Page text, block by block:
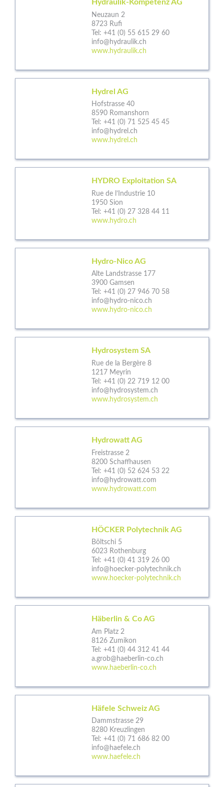
Hydraulik-Kompetenz AG
Neuzaun 2
8723 Rufi
Tel: +41 (0) 55 615 29 60
info@hydraulik.ch
www.hydraulik.ch
Hydrel AG
Hofstrasse 40
8590 Romanshorn
Tel: +41 (0) 71 525 45 45
info@hydrel.ch
www.hydrel.ch
HYDRO Exploitation SA
Rue de l’Industrie 10
1950 Sion
Tel: +41 (0) 27 328 44 11
www.hydro.ch
Hydro-Nico AG
Alte Landstrasse 177
3900 Gamsen
Tel: +41 (0) 27 946 70 58
info@hydro-nico.ch
www.hydro-nico.ch
Hydrosystem SA
Rue de la Bergère 8
1217 Meyrin
Tel: +41 (0) 22 719 12 00
info@hydrosystem.ch
www.hydrosystem.ch
Hydrowatt AG
Freistrasse 2
8200 Schaffhausen
Tel: +41 (0) 52 624 53 22
info@hydrowatt.com
www.hydrowatt.com
HÖCKER Polytechnik AG
Böltschi 5
6023 Rothenburg
Tel: +41 (0) 41 319 26 00
info@hoecker-polytechnik.ch
www.hoecker-polytechnik.ch
Häberlin & Co AG
Am Platz 2
8126 Zumikon
Tel: +41 (0) 44 312 41 44
a.grob@haeberlin-co.ch
www.haeberlin-co.ch
Häfele Schweiz AG
Dammstrasse 29
8280 Kreuzlingen
Tel: +41 (0) 71 686 82 00
info@haefele.ch
www.haefele.ch